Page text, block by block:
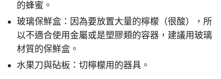
的蜂蜜。
玻璃保鮮盒：因為要放置大量的檸檬（很酸），所
以不適合使用金屬或是塑膠類的容器，建議用玻璃
材質的保鮮盒。
水果刀與砧板：切檸檬用的器具。